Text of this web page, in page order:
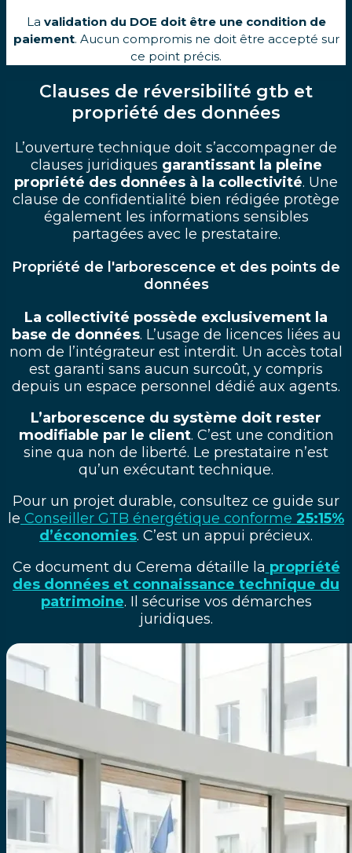
La validation du DOE doit être une condition de
paiement. Aucun compromis ne doit être accepté sur
ce point précis.
Clauses de réversibilité gtb et
propriété des données
L’ouverture technique doit s’accompagner de
clauses juridiques garantissant la pleine
propriété des données à la collectivité. Une
clause de confidentialité bien rédigée protège
également les informations sensibles
partagées avec le prestataire.
Propriété de l'arborescence et des points de
données
La collectivité possède exclusivement la
base de données. L’usage de licences liées au
nom de l’intégrateur est interdit. Un accès total
est garanti sans aucun surcoût, y compris
depuis un espace personnel dédié aux agents.
L’arborescence du système doit rester
modifiable par le client. C’est une condition
sine qua non de liberté. Le prestataire n’est
qu’un exécutant technique.
Pour un projet durable, consultez ce guide sur
le Conseiller GTB énergétique conforme 25:15%
d’économies. C’est un appui précieux.
Ce document du Cerema détaille la propriété
des données et connaissance technique du
patrimoine. Il sécurise vos démarches
juridiques.